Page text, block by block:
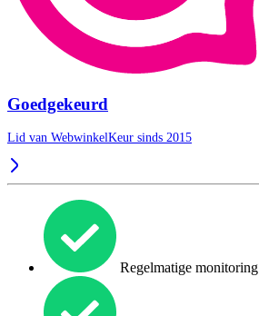
Goedgekeurd
Lid van WebwinkelKeur sinds 2015
Regelmatige monitoring